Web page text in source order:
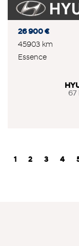
26 900 €
45903 km
Essence
67
1 2 3 4